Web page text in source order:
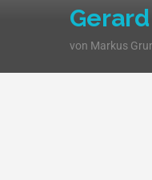
von Markus